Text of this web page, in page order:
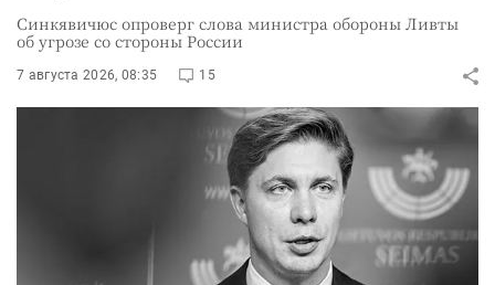
Синкявичюс опроверг слова министра обороны Ливты
об угрозе со стороны России
7 августа 2026, 08:35 15